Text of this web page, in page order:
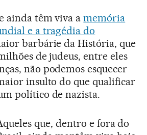
ainda têm viva amemória
e a tragédia do
barbárie da História, que
de judeus, entre eles
não podemos esquecer
insulto do que qualificar
político de nazista.
que, dentro e fora do